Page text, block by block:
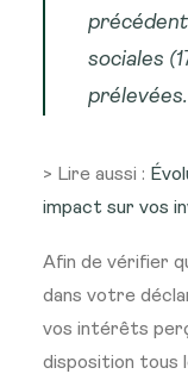
sociales
prélevées.
> Lire aussi :
impact sur vos
Afin de vérifier
dans votre
vos intérêts
disposition tous